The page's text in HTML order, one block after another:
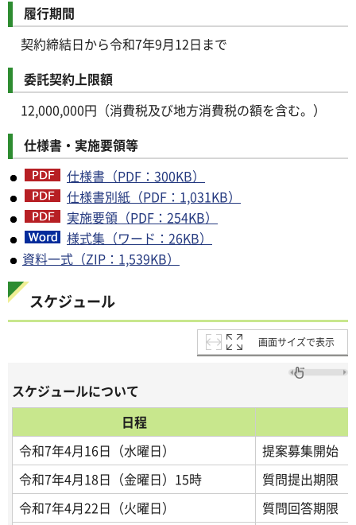
履行期間
契約締結日から令和7年9月12日まで
委託契約上限額
12,000,000円（消費税及び地方消費税の額を含む。）
仕様書・実施要領等
仕様書（PDF：300KB）
仕様書別紙（PDF：1,031KB）
実施要領（PDF：254KB）
様式集（ワード：26KB）
資料一式（ZIP：1,539KB）
スケジュール
画面サイズで表示
スケジュールについて
日程
令和7年4月16日（水曜日）
提案募集開始
令和7年4月18日（金曜日）15時
質問提出期限
令和7年4月22日（火曜日）
質問回答期限